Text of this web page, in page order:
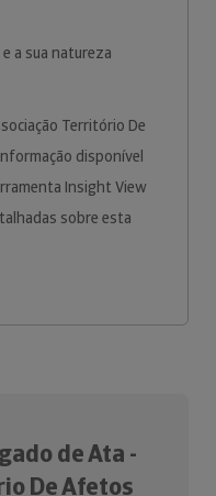
a sua natureza
Território De
disponível
Insight View
sobre esta
de Ata -
De Afetos